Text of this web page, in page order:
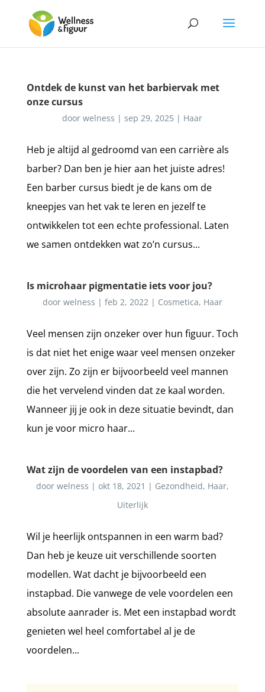
Ontdek de kunst van het barbiervak met
onze cursus
doorwelness |sep 29, 2025 | Haar
Heb je altijd al gedroomd van een carrière als
barber? Dan ben je hier aan het juiste adres!
Een barber cursus biedt je de kans om de
kneepjes van het vak te leren en jezelf te
ontwikkelen tot een echte professional. Laten
we samen ontdekken wat zo’n cursus...
Is microhaar pigmentatie iets voor jou?
door welness | feb 2, 2022| Cosmetica, Haar
Veel mensen zijn onzeker over hun figuur. Toch
is dat niet het enige waar veel mensen onzeker
over zijn. Zo zijn er bijvoorbeeld veel mannen
die het vervelend vinden dat ze kaal worden.
Wanneer jij je ook in deze situatie bevindt, dan
kun je voor micro haar...
Wat zijn de voordelen van een instapbad?
door welness | okt 18, 2021 | Gezondheid, Haar,
Uiterlijk
Wil je heerlijk ontspannen in een warm bad?
Dan heb je keuze uit verschillende soorten
modellen. Wat dacht je bijvoorbeeld een
instapbad. Die vanwege de vele voordelen een
absolute aanrader is. Met een instapbad wordt
genieten wel heel comfortabel al je de
voordelen...